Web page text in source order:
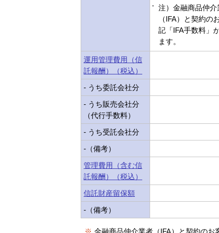
注）金融商品仲介
（IFA）と契約の
記「IFA手数料」
ます。
運用管理費用（信
託報酬）（税込）
- うち委託会社分
- うち販売会社分
（代行手数料）
- うち受託会社分
-（備考）
管理費用（含む信
託報酬）（税込）
信託財産留保額
-（備考）